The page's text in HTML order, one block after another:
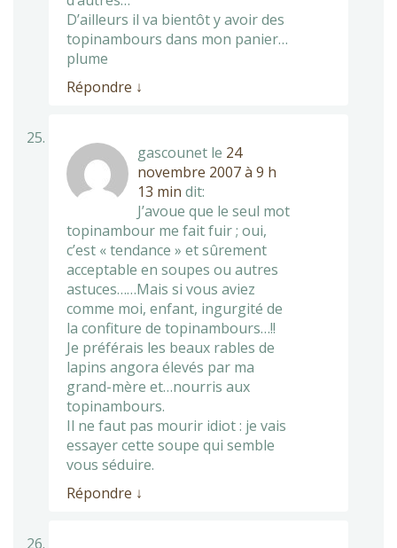
D’ailleurs il va bientôt y avoir des
topinambours dans mon panier…
plume
Répondre ↓
gascounet le 24
novembre 2007 à 9 h
13 min dit:
J’avoue que le seul mot
topinambour me fait fuir ; oui,
c’est « tendance » et sûrement
acceptable en soupes ou autres
astuces……Mais si vous aviez
comme moi, enfant, ingurgité de
la confiture de topinambours…!!
Je préférais les beaux rables de
lapins angora élevés par ma
grand-mère et…nourris aux
topinambours.
Il ne faut pas mourir idiot : je vais
essayer cette soupe qui semble
vous séduire.
Répondre ↓